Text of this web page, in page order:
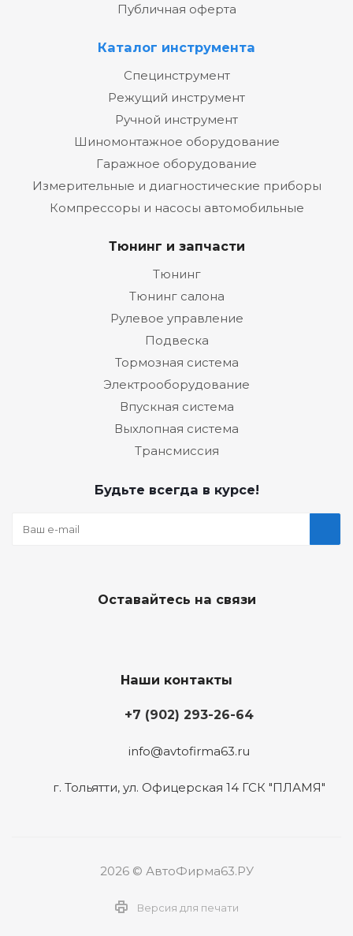
Публичная оферта
Каталог инструмента
Специнструмент
Режущий инструмент
Ручной инструмент
Шиномонтажное оборудование
Гаражное оборудование
Измерительные и диагностические приборы
Компрессоры и насосы автомобильные
Тюнинг и запчасти
Тюнинг
Тюнинг салона
Рулевое управление
Подвеска
Тормозная система
Электрооборудование
Впускная система
Выхлопная система
Трансмиссия
Будьте всегда в курсе!
Оставайтесь на связи
Наши контакты
+7 (902) 293-26-64
info@avtofirma63.ru
г. Тольятти, ул. Офицерская 14 ГСК "ПЛАМЯ"
2026 © АвтоФирма63.РУ
Версия для печати